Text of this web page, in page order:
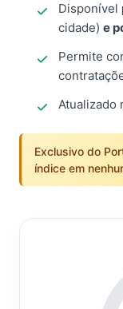
Disponível
cidade) e
Permite
Atualizado
Exclusivo do
índice em